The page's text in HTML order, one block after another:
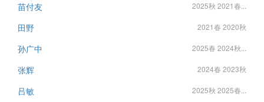
苗付友 2025秋 2021春...
田野 2021春 2020秋
孙广中 2025春 2024秋...
张辉 2024春 2023秋
吕敏 2025秋 2025春...